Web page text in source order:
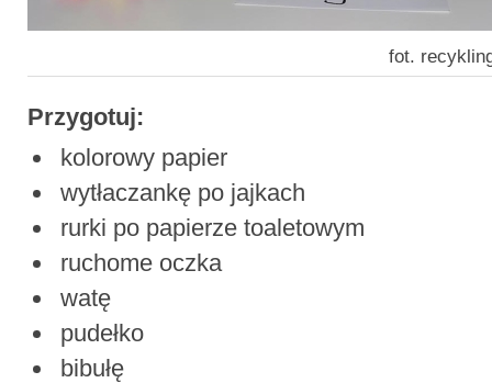
fot.
Przygotuj:
kolorowy papier
wytłaczankę po jajkach
rurki po papierze toaletowym
ruchome oczka
watę
pudełko
bibułę